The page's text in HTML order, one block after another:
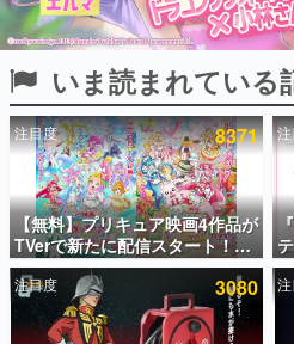
ピックアップ
電ファミのいま読まれている記事ラ
アプリセール情報
インタビュー
連載・特集一覧
いま読まれている
注目度 8371
【無料】プリキュア映画4作品が
TVerで新たに配信スタート！な
んと2018年～2024年の映画ほぼ
すべてが見放題に、ぶっちゃけ
ありえないラインナップ
注目度 3080